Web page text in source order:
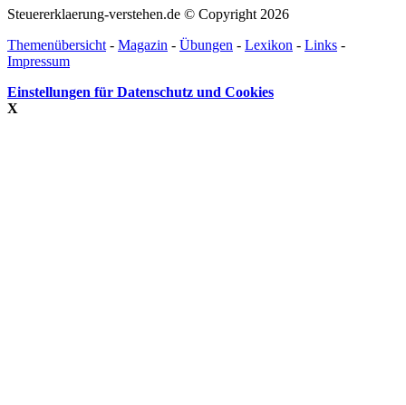
Steuererklaerung-verstehen.de © Copyright 2026
Themenübersicht - Magazin - Übungen - Lexikon - Links -
Impressum
Einstellungen für Datenschutz und Cookies
X